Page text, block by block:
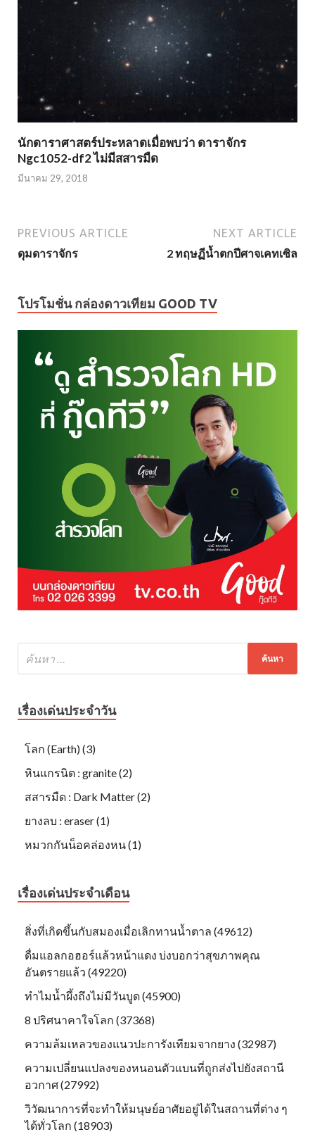
นักดาราศาสตร์ประหลาดเมื่อพบว่า ดาราจักร
Ngc1052-df2 ไม่มีสสารมืด
มีนาคม 29, 2018
PREVIOUS ARTICLE
ดุมดาราจักร
NEXT ARTICLE
2 ทฤษฏีน้ำตกปีศาจเคทเซิล
โปรโมชั่น กล่องดาวเทียม GOOD TV
เรื่องเด่นประจำวัน
โลก (Earth) (3)
หินแกรนิต : granite (2)
สสารมืด : Dark Matter (2)
ยางลบ : eraser (1)
หมวกกันน็อคล่องหน (1)
เรื่องเด่นประจำเดือน
สิ่งที่เกิดขึ้นกับสมองเมื่อเลิกทานน้ำตาล (49612)
ดื่มแอลกอฮอร์แล้วหน้าแดง บ่งบอกว่าสุขภาพคุณ
อันตรายแล้ว (49220)
ทำไมน้ำผึ้งถึงไม่มีวันบูด (45900)
8 ปริศนาคาใจโลก (37368)
ความล้มเหลวของแนวปะการังเทียมจากยาง (32987)
ความเปลี่ยนแปลงของหนอนตัวแบนที่ถูกส่งไปยังสถานี
อวกาศ (27992)
วิวัฒนาการที่จะทำให้มนุษย์อาศัยอยู่ได้ในสถานที่ต่าง ๆ
ได้ทั่วโลก (18903)